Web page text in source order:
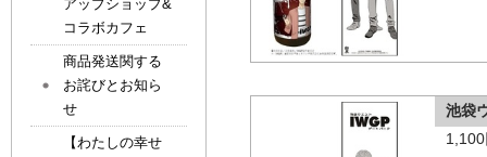
池袋
アップショップ&
コラボカフェ
商品発送関する
お詫びとお知ら
せ
【わたしの幸せ